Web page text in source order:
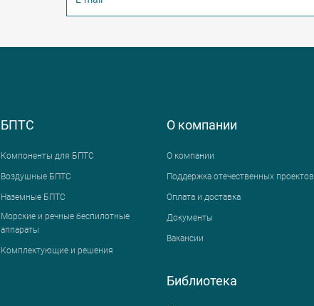
БПТС
Компоненты для БПТС
Воздушные БПТС
Наземные БПТС
Морские и речные беспилотные
аппараты
Комплектующие и решения
О компании
О компании
Поддержка отечественных проектов
Оплата и доставка
Документы
Вакансии
Библиотека